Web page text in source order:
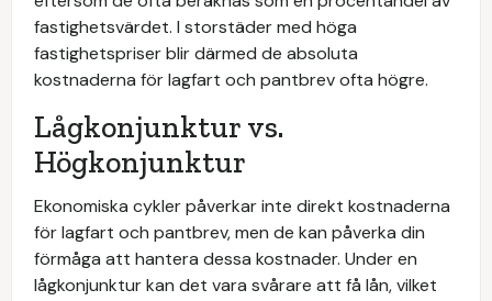
fastighetsvärdet. I storstäder med höga
fastighetspriser blir därmed de absoluta
kostnaderna för lagfart och pantbrev ofta högre.
Lågkonjunktur vs.
Högkonjunktur
Ekonomiska cykler påverkar inte direkt kostnaderna
för lagfart och pantbrev, men de kan påverka din
förmåga att hantera dessa kostnader. Under en
lågkonjunktur kan det vara svårare att få lån, vilket